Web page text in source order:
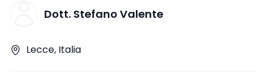
Dott. Stefano Valente
Lecce, Italia